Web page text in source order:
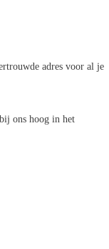
adres voor al je
ons hoog in het